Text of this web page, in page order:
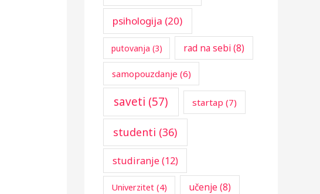
psihologija (20)
putovanja (3) rad na sebi(8)
samopouzdanje (6)
saveti (57) startap (7)
studenti (36)
studiranje(12)
Univerzitet(4) učenje(8)